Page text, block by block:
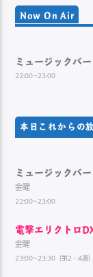
Now On Air
ミュージックバ
22:00~23:00
本日これからの
ミュージックバ
金曜
22:00~23:00
電撃エリクトロ
金曜
23:00~23:30（第2・4週）